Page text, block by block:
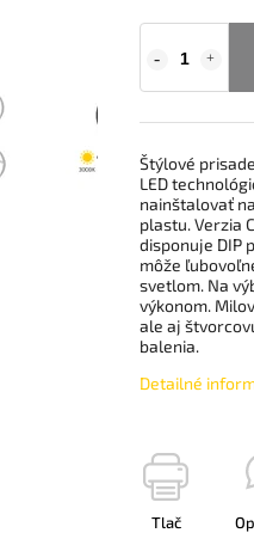
Štýlové
LED
nainštalovať
plastu. Verzia
disponuje DIP
môže
svetlom. Na
výkonom.
ale aj
balenia.
Detailné
Tlač